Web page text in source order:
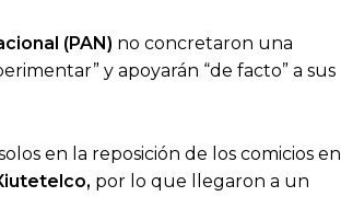
(PAN) no concretaron una
y apoyarán “de facto” a sus
en la reposición de los comicios en
por lo que llegaron a un